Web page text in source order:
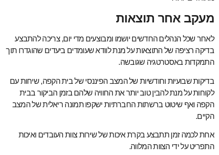
מעקב אחר תוצאות
לאחר שכל הנהלים החדשים יושמו ומבוצעים מדי יום, צריכה להתבצע
בדיקה רציפה של התוצאות על מנת לוודא שעומדים ביעדים שהוגדרו תוך
התמקדות באסטרטגיה שגובשה.
בדיקות שבועיות וחודשיות של המצב הפיננסי של בית הקפה, שיחות עם
לקוחות על מנת להבין טוב יותר את החוויה שלהם בזמן הביקור בבית
הקפה ואף שיטוט ברשתות החברתיות ישקפו תמונה ריאלית של המצב
הקיים.
אחת לכמה זמן תתבצע בקרת איכות של שירות צוות העובדים ואיכות
התפריט על ידי הצוות המלווה.